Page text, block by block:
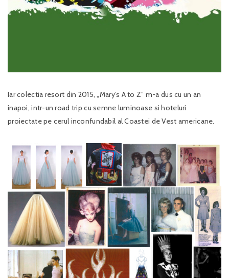
Iar colectia resort din 2015, „Mary’s A to Z” m-a dus cu un an
inapoi, intr-un road trip cu semne luminoase si hoteluri
proiectate pe cerul inconfundabil al Coastei de Vest americane.